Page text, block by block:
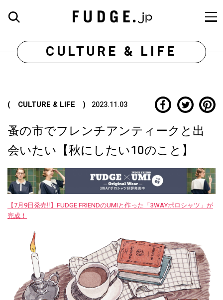
CULTURE & LIFE
( CULTURE & LIFE ) 2023.11.03
蚤の市でフレンチアンティークと出
会いたい【秋にしたい10のこと】
【7月9日発売‼︎】FUDGE FRIENDのUMIと作った「3WAYポロシャツ」が
完成！